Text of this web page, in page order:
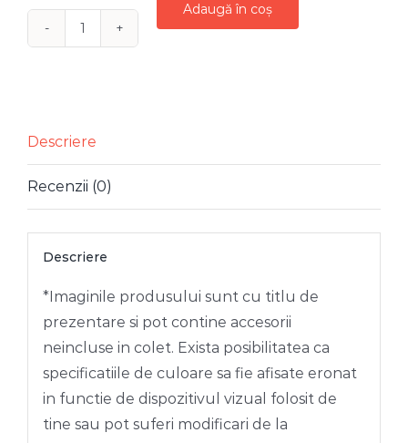
AURIU
63
CM
Adaugă în coș
Descriere
Recenzii (0)
Descriere
*Imaginile produsului sunt cu titlu de
prezentare si pot contine accesorii
neincluse in colet. Exista posibilitatea ca
specificatiile de culoare sa fie afisate eronat
in functie de dispozitivul vizual folosit de
tine sau pot suferi modificari de la